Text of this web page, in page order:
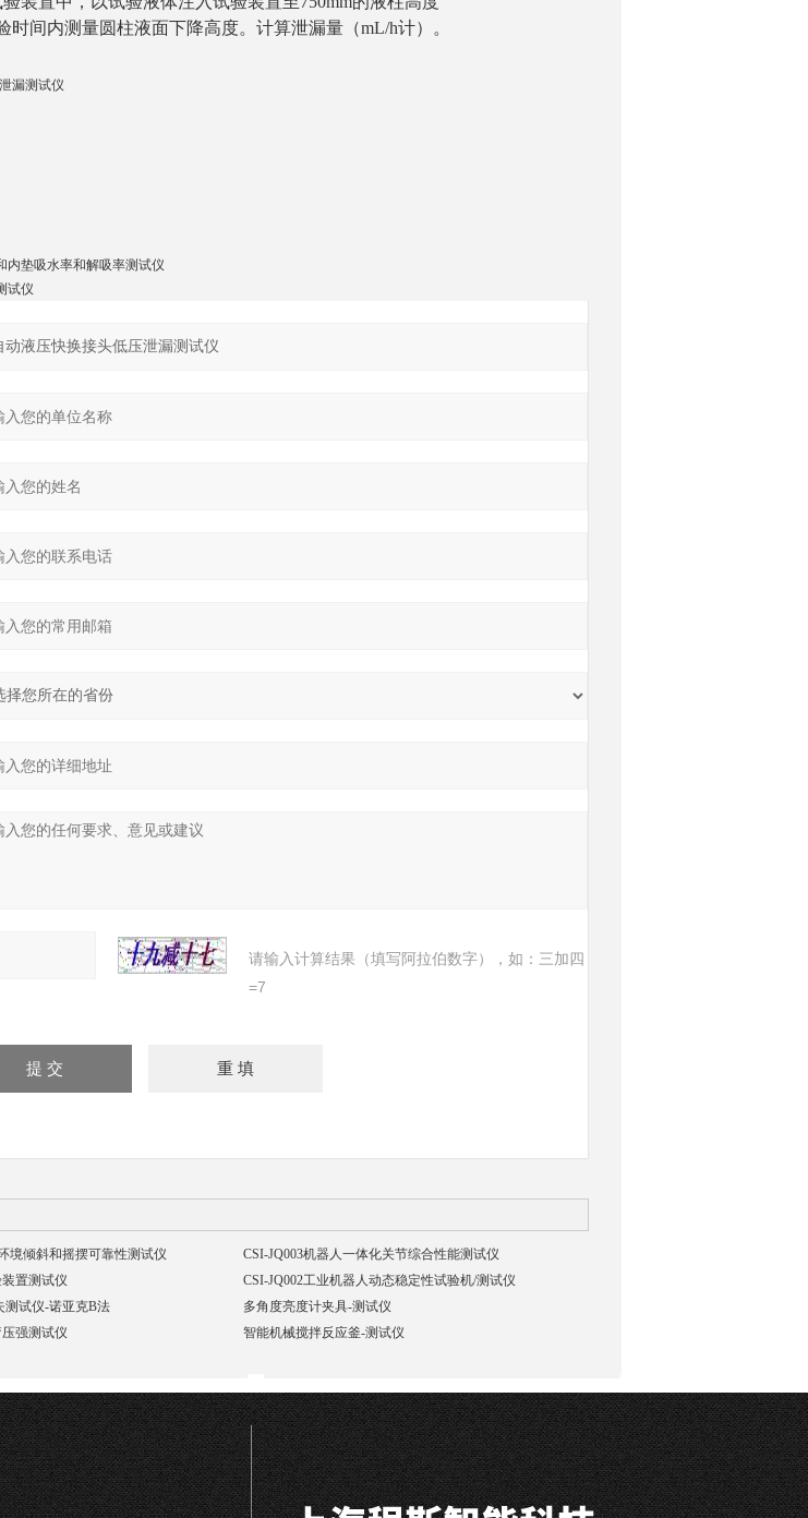
时间内测量圆柱液面下降高度。计算泄漏量（mL/h计）。
内垫吸水率和解吸率测试仪
试仪
请输入计算结果（填写阿拉伯数字），如：三加四
=7
境倾斜和摇摆可靠性测试仪
CSI-JQ003机器人一体化关节综合性能测试仪
置测试仪
CSI-JQ002工业机器人动态稳定性试验机/测试仪
测试仪-诺亚克B法
多角度亮度计夹具-测试仪
强测试仪
智能机械搅拌反应釜-测试仪